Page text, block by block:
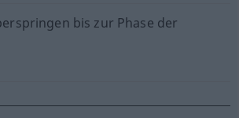
bis zur Phase der